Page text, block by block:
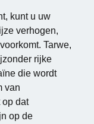
kunt u uw
verhogen,
Tarwe,
rijke
die wordt
van
op dat
op de